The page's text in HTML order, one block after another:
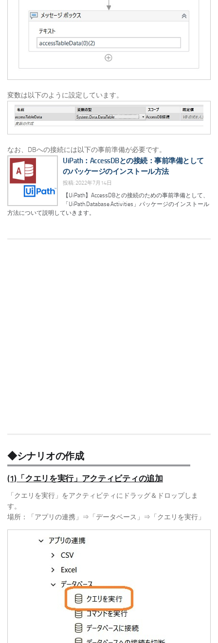
変数は以下のように設定しています。
なお、DBへの接続には以下の事前準備が必要です。
UiPath：AccessDBとの接続：事前準備として
のパッケージのインストール方法
投稿: 2022年7月14日
【UiPath】AccessDBとの接続のための事前準備として、
「UiPath.Database.Activities」パッケージのインストール
方法について説明していきます。
◆シナリオの作成
(1)「クエリを実行」アクティビティの追加
「クエリを実行」をアクティビティにドラッグ＆ドロップしま
す。
場所：「アプリの連携」⇒「データベース」⇒「クエリを実行」